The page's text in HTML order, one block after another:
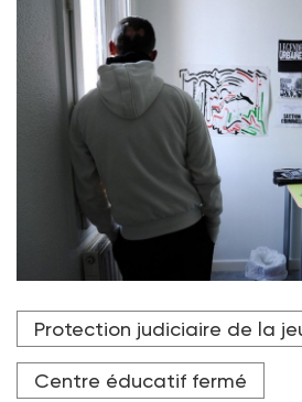
Selon la Cour des comptes, le
centres éducatifs fermés ne
Crédit photo PHILIPPE DESMAZES / AFP
Protection judiciaire de la
Centre éducatif fermé